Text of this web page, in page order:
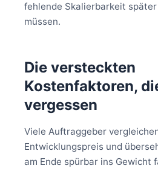
fehlende Skalierbarkeit
müssen.
Die versteckten
Kostenfaktoren,
vergessen
Viele Auftraggeber
Entwicklungspreis und
am Ende spürbar ins Gewicht